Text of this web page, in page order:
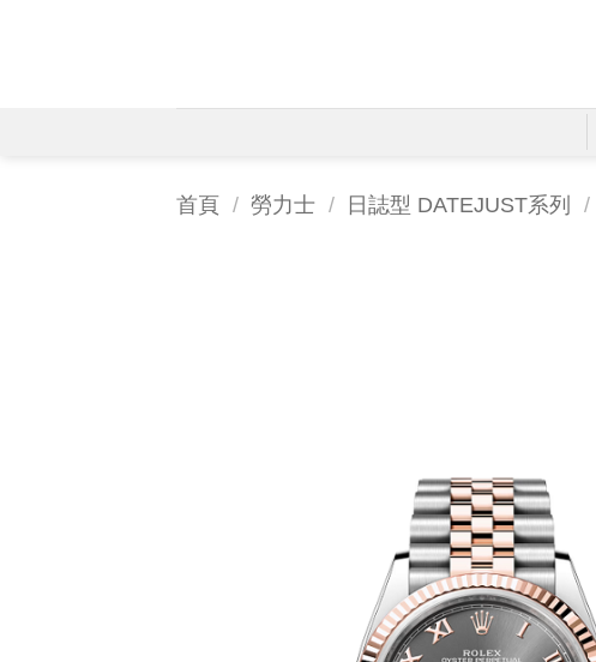
首頁 / 勞力士 / 日誌型 DATEJUST系列 /